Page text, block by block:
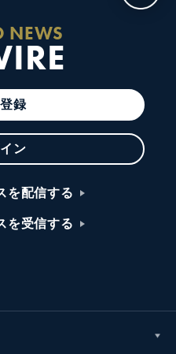
NEWS
録
ン
を配信する
を受信する